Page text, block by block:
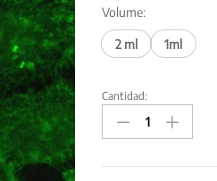
Volume:
2 ml 1ml
Anticuerpo
FITC
-
Cantidad: